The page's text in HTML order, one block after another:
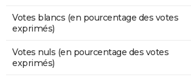
Votes blancs (en pourcentage des votes
exprimés)
Votes nuls (en pourcentage des votes
exprimés)